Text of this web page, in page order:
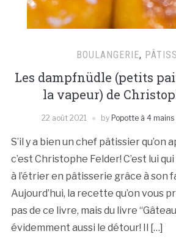
BOULANGERIE,
Les dampfnüdle (petits
la vapeur) de
22 août 2021 by Popotte à 4 mains
S’il y a bien un chef pâtissier qu’on
c’est Christophe Felder! C’est lui
à l’étrier en pâtisserie grâce à son
Aujourd’hui, la recette qu’on vous
pas de ce livre, mais du livre
évidemment aussi le détour! Il […]